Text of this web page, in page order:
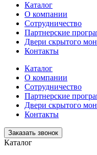
Каталог
О компании
Сотрудничество
Партнерские
Двери скрытого
Контакты
Каталог
О компании
Сотрудничество
Партнерские
Двери скрытого
Контакты
Заказать звонок
Каталог